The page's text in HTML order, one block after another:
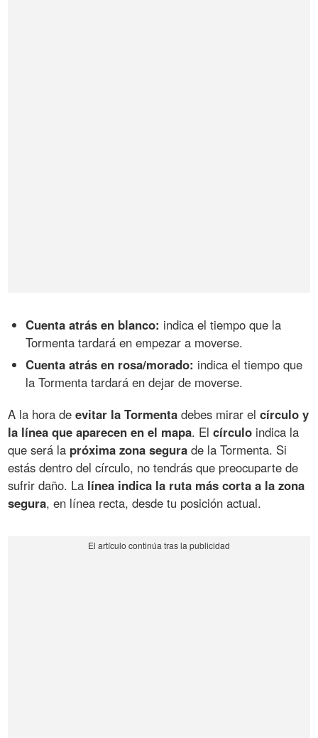
Cuenta atrás en blanco: indica el tiempo que la
Tormenta tardará en empezar a moverse.
Cuenta atrás en rosa/morado: indica el tiempo que
la Tormenta tardará en dejar de moverse.
A la hora deevitar la Tormenta debes mirar elcírculo y
la línea que aparecen en el mapa. Elcírculo indica la
que será la próxima zona segura de la Tormenta. Si
estás dentro del círculo, no tendrás que preocuparte de
sufrir daño. La línea indica la ruta más corta a la zona
segura, en línea recta, desde tu posición actual.